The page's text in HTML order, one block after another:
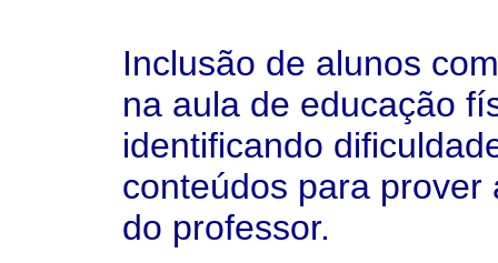
Inclusão de alunos
na aula de educação
identificando
conteúdos para prover
do professor.